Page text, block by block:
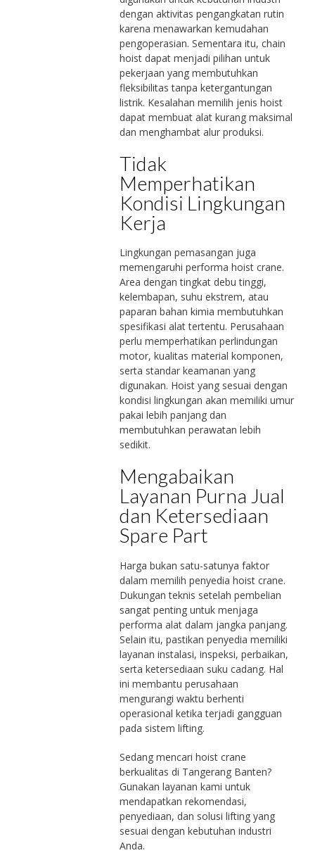
dengan aktivitas pengangkatan rutin
karena menawarkan kemudahan
pengoperasian. Sementara itu, chain
hoist dapat menjadi pilihan untuk
pekerjaan yang membutuhkan
fleksibilitas tanpa ketergantungan
listrik. Kesalahan memilih jenis hoist
dapat membuat alat kurang maksimal
dan menghambat alur produksi.
Tidak
Memperhatikan
Kondisi Lingkungan
Kerja
Lingkungan pemasangan juga
memengaruhi performa hoist crane.
Area dengan tingkat debu tinggi,
kelembapan, suhu ekstrem, atau
paparan bahan kimia membutuhkan
spesifikasi alat tertentu. Perusahaan
perlu memperhatikan perlindungan
motor, kualitas material komponen,
serta standar keamanan yang
digunakan. Hoist yang sesuai dengan
kondisi lingkungan akan memiliki umur
pakai lebih panjang dan
membutuhkan perawatan lebih
sedikit.
Mengabaikan
Layanan Purna Jual
dan Ketersediaan
Spare Part
Harga bukan satu-satunya faktor
dalam memilih penyedia hoist crane.
Dukungan teknis setelah pembelian
sangat penting untuk menjaga
performa alat dalam jangka panjang.
Selain itu, pastikan penyedia memiliki
layanan instalasi, inspeksi, perbaikan,
serta ketersediaan suku cadang. Hal
ini membantu perusahaan
mengurangi waktu berhenti
operasional ketika terjadi gangguan
pada sistem lifting.
Sedang mencari hoist crane
berkualitas di Tangerang Banten?
Gunakan layanan kami untuk
mendapatkan rekomendasi,
penyediaan, dan solusi lifting yang
sesuai dengan kebutuhan industri
Anda.